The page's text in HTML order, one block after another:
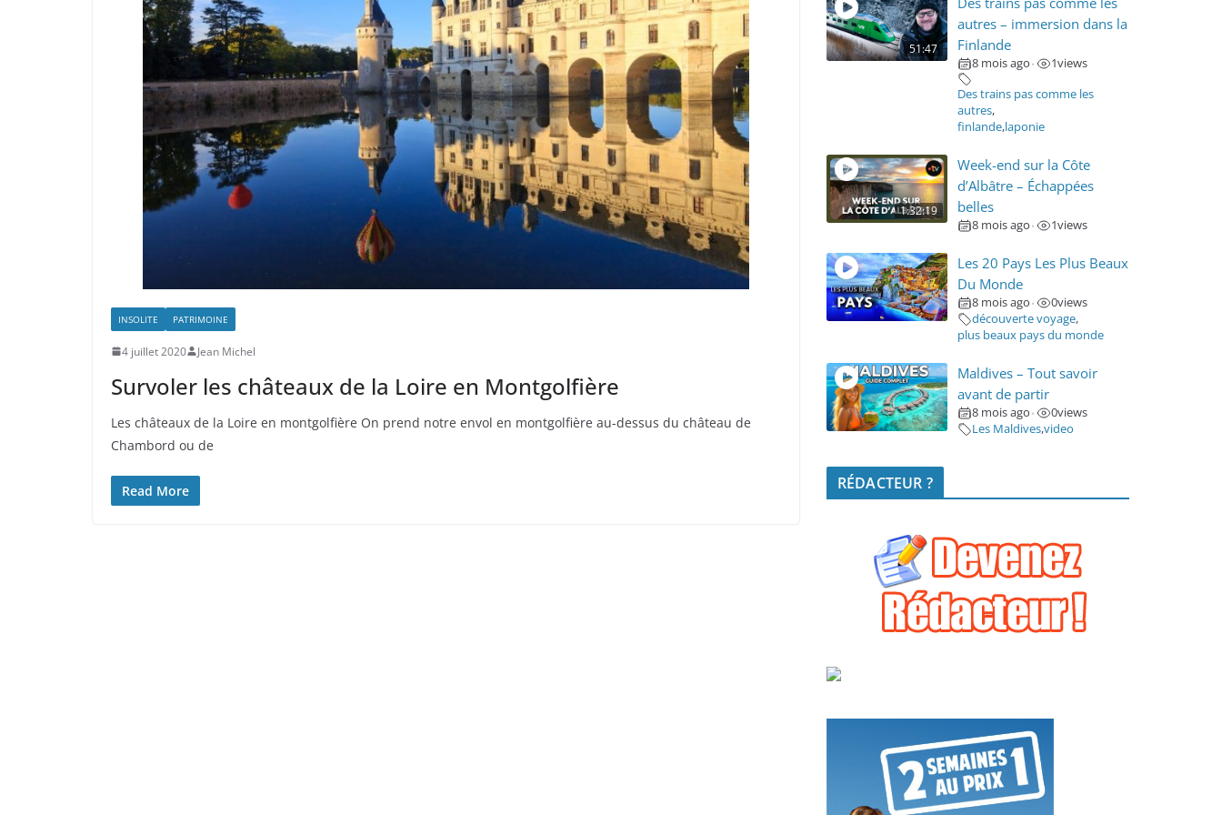
INSOLITE PATRIMOINE
4 juillet 2020 Jean Michel
Survoler les châteaux de la Loire en Montgolfière
Les châteaux de la Loire en montgolfière On prend notre envol en montgolfière au-dessus du château de
Chambord ou de
Read More
51:47
autres – immersion dans la
Finlande
8 mois ago • 1views
Des trains pas comme les
autres,
finlande,laponie
1:32:19
Week-end sur la Côte
d’Albâtre – Échappées
belles
8 mois ago • 1views
Les 20 Pays Les Plus Beaux
Du Monde
8 mois ago • 0views
découverte voyage,
plus beaux pays du monde
Maldives – Tout savoir
avant de partir
8 mois ago • 0views
Les Maldives,video
RÉDACTEUR ?